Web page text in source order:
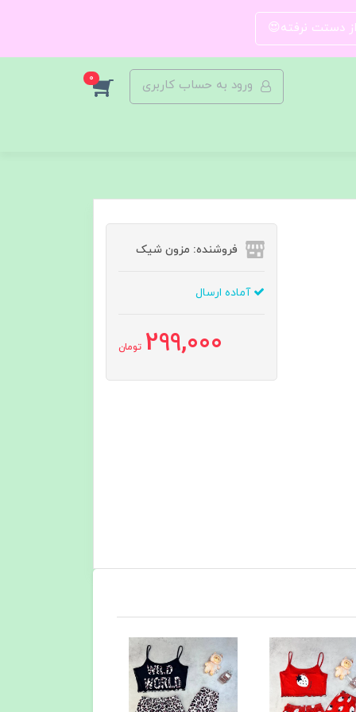
از دستت نرفته😍
ورود به حساب کاربری 0
فروشنده: مزون شیک
آماده ارسال
299,000 تومان